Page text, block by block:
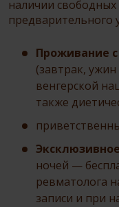
наличии
предварительного
Проживание
(завтрак,
венгерской
также
ночей —
ревматолога
записи и при